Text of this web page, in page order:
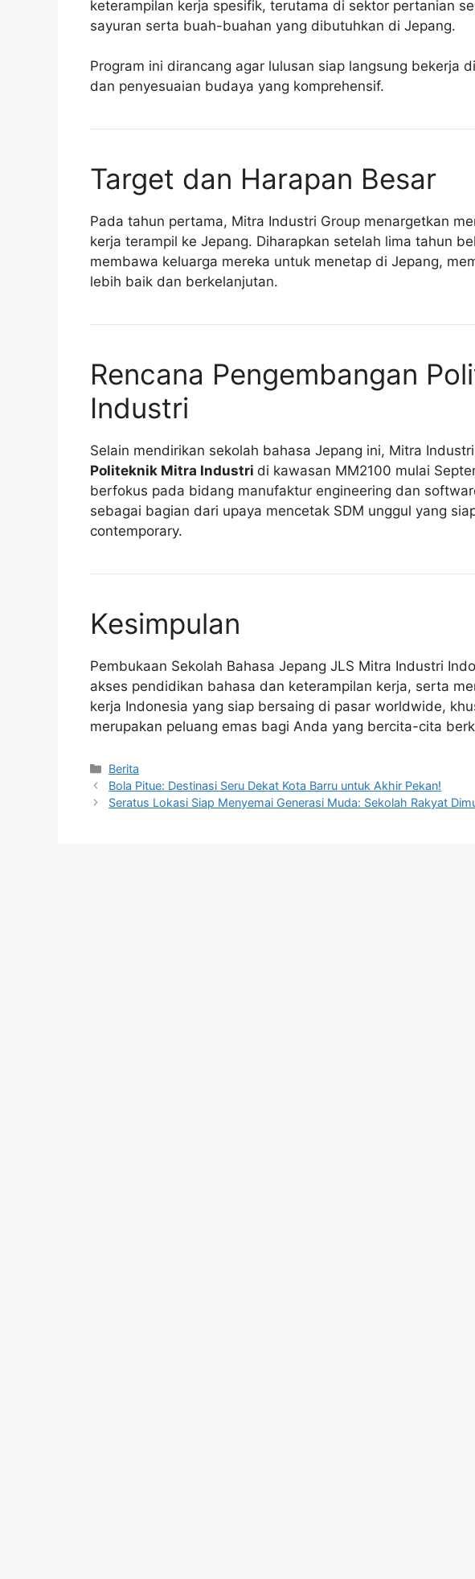
keterampilan kerja spesifik, terutama di sektor pertanian
sayuran serta buah-buahan yang dibutuhkan di Jepang.
Program ini dirancang agar lulusan siap langsung bekerja
dan penyesuaian budaya yang komprehensif.
Target dan Harapan Besar
Pada tahun pertama, Mitra Industri Group menargetkan
kerja terampil ke Jepang. Diharapkan setelah lima tahun
membawa keluarga mereka untuk menetap di Jepang,
lebih baik dan berkelanjutan.
Rencana Pengembangan
Industri
Selain mendirikan sekolah bahasa Jepang ini, Mitra
Politeknik Mitra Industri di kawasan MM2100 mulai
berfokus pada bidang manufaktur engineering dan
sebagai bagian dari upaya mencetak SDM unggul yang
contemporary.
Kesimpulan
Pembukaan Sekolah Bahasa Jepang JLS Mitra Industri
akses pendidikan bahasa dan keterampilan kerja, serta
kerja Indonesia yang siap bersaing di pasar worldwide,
merupakan peluang emas bagi Anda yang bercita-cita
Kategori
Berita
Bola Pitue: Destinasi Seru Dekat Kota Barru untuk Akhir Pekan!
Seratus Lokasi Siap Menyemai Generasi Muda: Sekolah Rakyat